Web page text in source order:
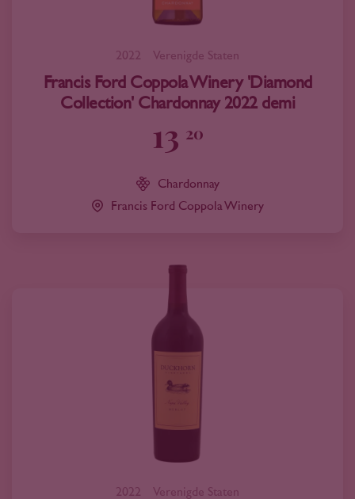
2022 Verenigde Staten
Francis Ford Coppola Winery 'Diamond
Collection' Chardonnay 2022 demi
13 20
Chardonnay
Francis Ford Coppola Winery
2022 Verenigde Staten